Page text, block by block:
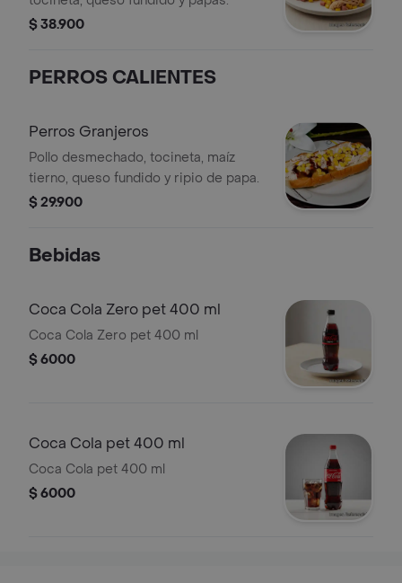
$ 38.900
PERROS CALIENTES
Perros Granjeros
Pollo desmechado, tocineta, maíz
tierno, queso fundido y ripio de papa.
$ 29.900
Bebidas
Coca Cola Zero pet 400 ml
Coca Cola Zero pet 400 ml
$ 6000
Coca Cola pet 400 ml
Coca Cola pet 400 ml
$ 6000